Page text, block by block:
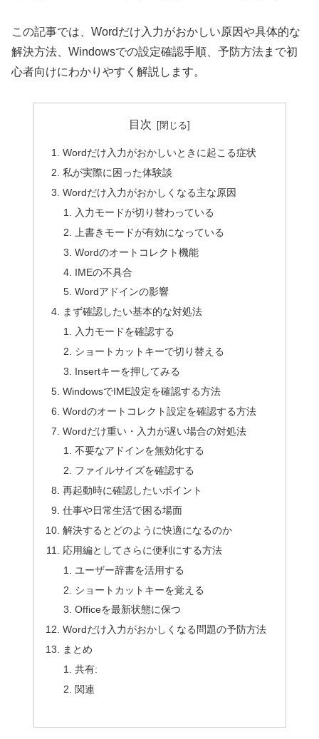
この記事では、Wordだけ入力がおかしい原因や具体的な
解決方法、Windowsでの設定確認手順、予防方法まで初
心者向けにわかりやすく解説します。
目次
Wordだけ入力がおかしいときに起こる症状
私が実際に困った体験談
Wordだけ入力がおかしくなる主な原因
入力モードが切り替わっている
上書きモードが有効になっている
Wordのオートコレクト機能
IMEの不具合
Wordアドインの影響
まず確認したい基本的な対処法
入力モードを確認する
ショートカットキーで切り替える
Insertキーを押してみる
WindowsでIME設定を確認する方法
Wordのオートコレクト設定を確認する方法
Wordだけ重い・入力が遅い場合の対処法
不要なアドインを無効化する
ファイルサイズを確認する
再起動時に確認したいポイント
仕事や日常生活で困る場面
解決するとどのように快適になるのか
応用編としてさらに便利にする方法
ユーザー辞書を活用する
ショートカットキーを覚える
Officeを最新状態に保つ
Wordだけ入力がおかしくなる問題の予防方法
まとめ
共有:
関連